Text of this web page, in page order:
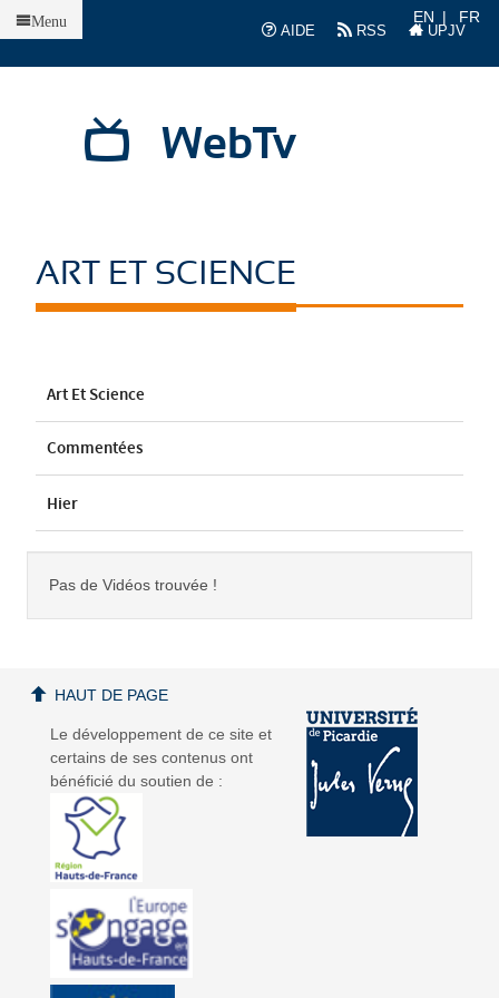
AIDE
RSS UPJV
EN FR
WebTv
Menu
ART ET SCIENCE
Art Et Science
Commentées
Hier
Pas de Vidéos trouvée !
Le développement de ce site et
certains de ses contenus ont
bénéficié du soutien de :
HAUT DE PAGE